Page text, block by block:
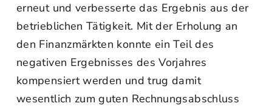
erneut und verbesserte das Ergebnis aus der
betrieblichen Tätigkeit. Mit der Erholung an
den Finanzmärkten konnte ein Teil des
negativen Ergebnisses des Vorjahres
kompensiert werden und trug damit
wesentlich zum guten Rechnungsabschluss